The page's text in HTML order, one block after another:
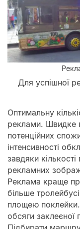
Для успішної
Оптимальну
реклами. Швидке
потенційних
інтенсивності
завдяки
рекламних
Реклама краще
більше
площею поклейки.
обсяги заклеєної